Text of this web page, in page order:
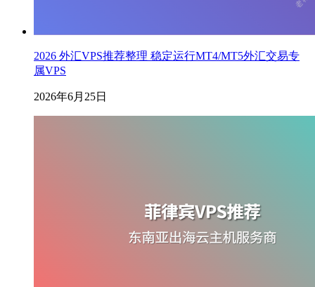
2026 外汇VPS推荐整理 稳定运行MT4/MT5外汇交易专
属VPS
2026年6月25日